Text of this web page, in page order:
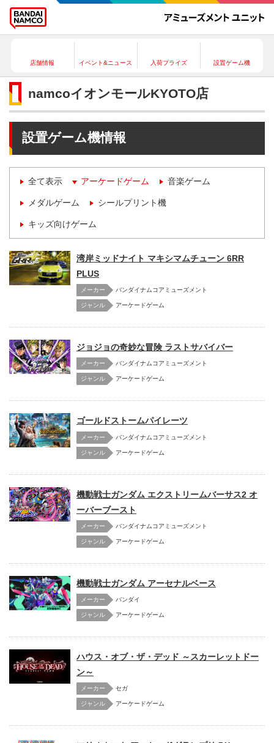
店舗情報 イベント&ニュース 入荷プライズ 設置ゲーム機
namcoイオンモールKYOTO店
設置ゲーム機情報
全て表示 アーケードゲーム 音楽ゲーム
メダルゲーム シールプリント機
キッズ向けゲーム
湾岸ミッドナイト マキシマムチューン 6RR
PLUS
メーカー バンダイナムコアミューズメント
アーケードゲーム
ジョジョの奇妙な冒険 ラストサバイバー
メーカー バンダイナムコアミューズメント
アーケードゲーム
ゴールドストームパイレーツ
メーカー バンダイナムコアミューズメント
アーケードゲーム
機動戦士ガンダム エクストリームバーサス2 オ
ーバーブースト
メーカー バンダイナムコアミューズメント
アーケードゲーム
機動戦士ガンダム アーセナルベース
メーカー バンダイ
アーケードゲーム
ハウス・オブ・ザ・デッド ～スカーレットドー
ン～
メーカー セガ
アーケードゲーム